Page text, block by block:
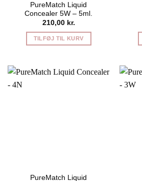
PureMatch Liquid
Concealer 5W – 5ml.
210,00 kr.
TILFØJ TIL KURV
PureMatch Liquid